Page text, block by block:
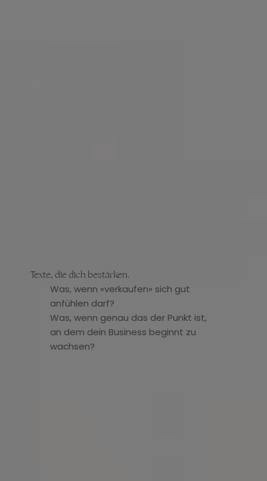
Texte, die dich bestärken.
Was, wenn «verkaufen» sich gut
anfühlen darf?
Was, wenn genau das der Punkt ist,
an dem dein Business beginnt zu
wachsen?